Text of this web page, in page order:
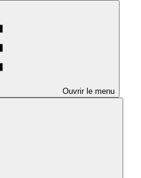
Ouvrir le menu